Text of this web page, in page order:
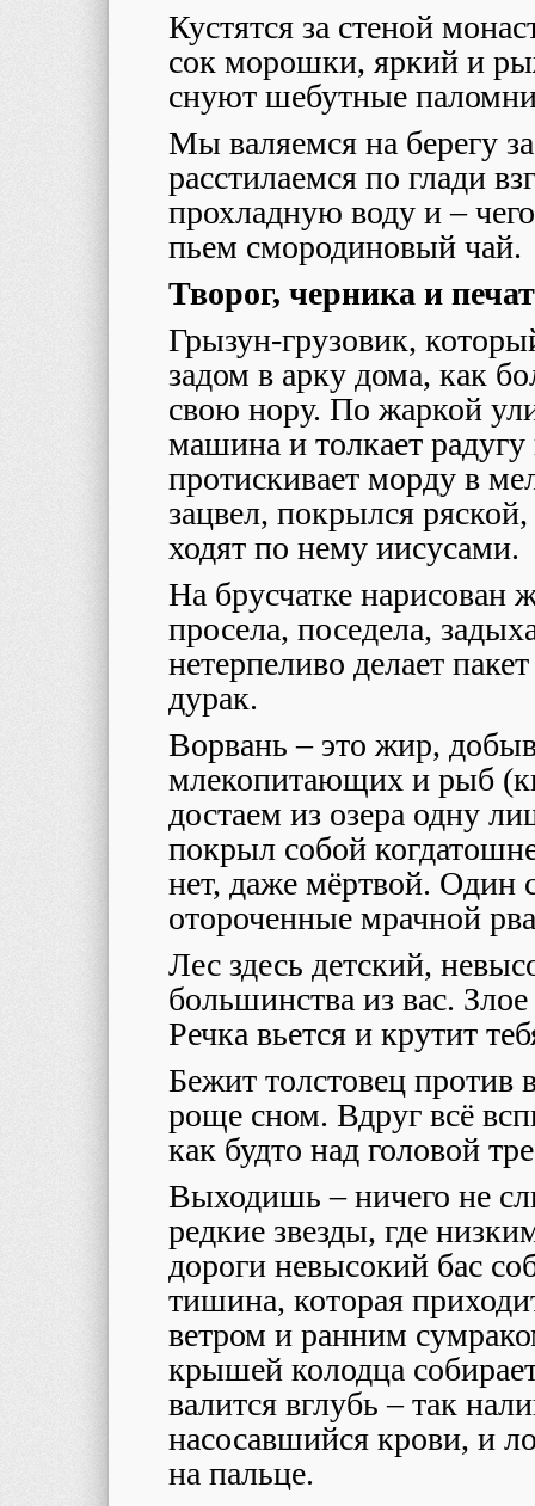
Кустятся за стеной
сок морошки, яркий и
снуют шебутные
Мы валяемся на берегу
расстилаемся по глади
прохладную воду и –
пьем смородиновый чай.
Творог, черника и
Грызун-грузовик,
задом в арку дома, как
свою нору. По жаркой
машина и толкает
протискивает морду в
зацвел, покрылся
ходят по нему иисусами.
На брусчатке нарисован
просела, поседела,
нетерпеливо делает
дурак.
Ворвань – это жир,
млекопитающих и рыб
достаем из озера одну
покрыл собой
нет, даже мёртвой. Один
отороченные мрачной
Лес здесь детский,
большинства из вас.
Речка вьется и крутит
Бежит толстовец против
роще сном. Вдруг всё
как будто над головой
Выходишь – ничего не
редкие звезды, где
дороги невысокий бас
тишина, которая
ветром и ранним
крышей колодца
валится вглубь – так
насосавшийся крови, и
на пальце.